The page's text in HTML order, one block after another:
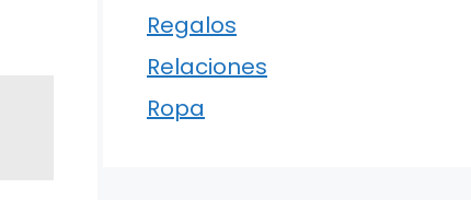
Regalos
Relaciones
Ropa